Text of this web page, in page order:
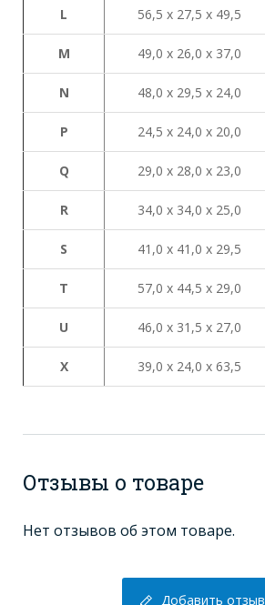
L 56,5 х 27,5 х 49,5
М 49,0 х 26,0 х 37,0
N 48,0 х 29,5 х 24,0
P 24,5 х 24,0 х 20,0
Q 29,0 х 28,0 х 23,0
R 34,0 х 34,0 х 25,0
S 41,0 х 41,0 х 29,5
Т 57,0 х 44,5 х 29,0
U 46,0 х 31,5 х 27,0
X 39,0 х 24,0 х 63,5
Отзывы о товаре
Нет отзывов об этом товаре.
Добавить отзыв